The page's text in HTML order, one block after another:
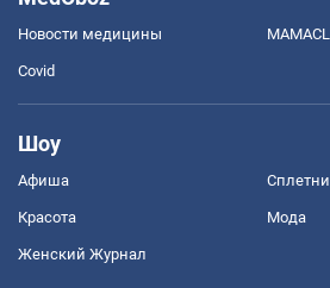
Новости медицины
Covid
Шоу
Афиша Сплетни
Красота Мода
Женский Журнал